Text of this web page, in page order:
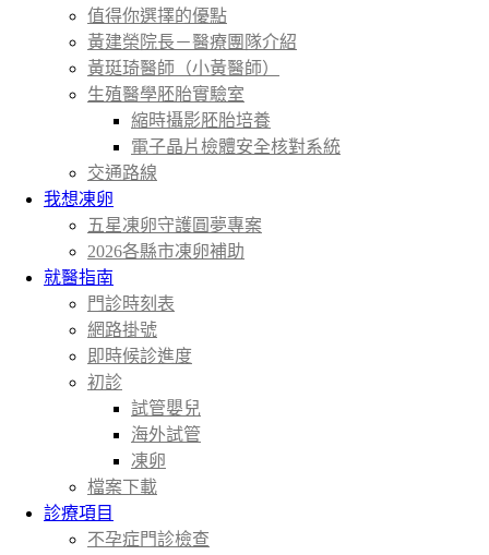
值得你選擇的優點
黃建榮院長－醫療團隊介紹
黃珽琦醫師（小黃醫師）
生殖醫學胚胎實驗室
縮時攝影胚胎培養
電子晶片檢體安全核對系統
交通路線
我想凍卵
五星凍卵守護圓夢專案
2026各縣市凍卵補助
就醫指南
門診時刻表
網路掛號
即時候診進度
初診
試管嬰兒
海外試管
凍卵
檔案下載
診療項目
不孕症門診檢查